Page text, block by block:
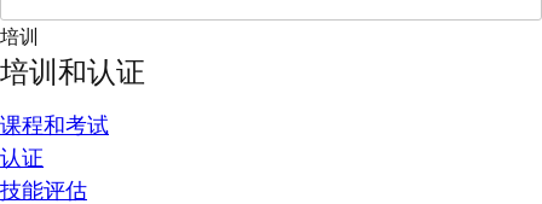
培训
培训和认证
课程和考试
认证
技能评估